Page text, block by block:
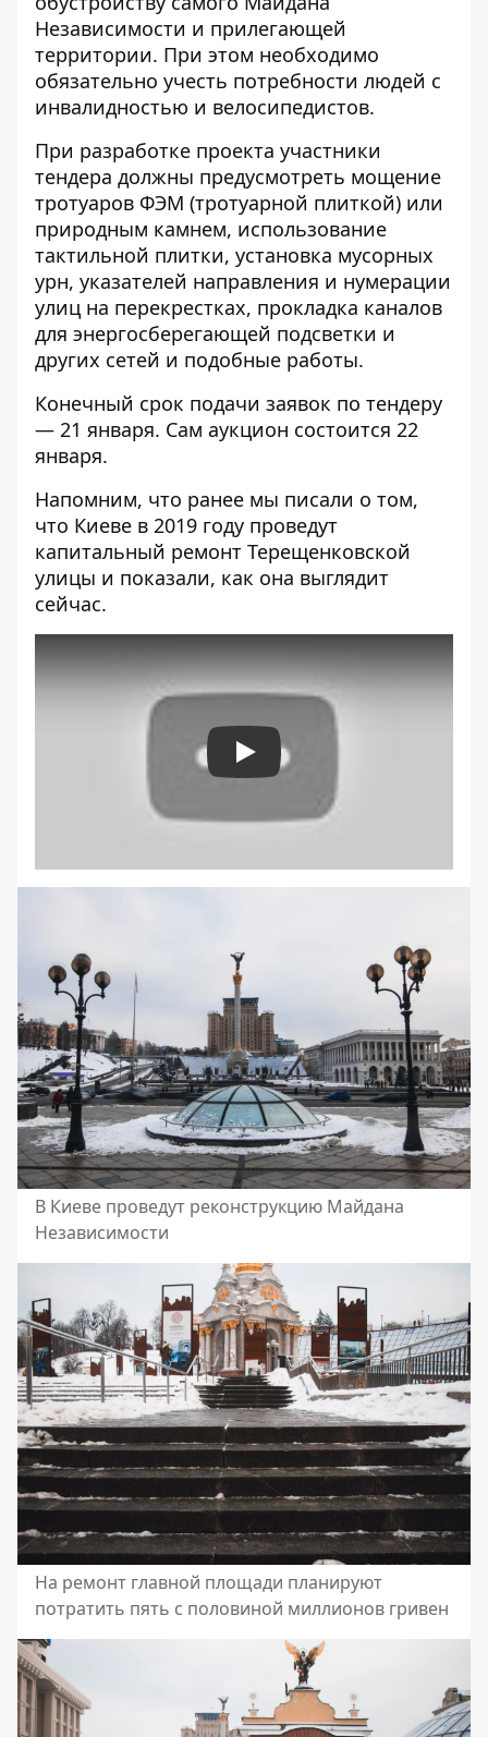
Независимости и прилегающей
территории. При этом необходимо
обязательно учесть потребности людей с
инвалидностью и велосипедистов.
При разработке проекта участники
тендера должны предусмотреть мощение
тротуаров ФЭМ (тротуарной плиткой) или
природным камнем, использование
тактильной плитки, установка мусорных
урн, указателей направления и нумерации
улиц на перекрестках, прокладка каналов
для энергосберегающей подсветки и
других сетей и подобные работы.
Конечный срок подачи заявок по тендеру
— 21 января. Сам аукцион состоится 22
января.
Напомним, что ранее мы писали о том,
что Киеве в 2019 году проведут
капитальный ремонт Терещенковской
улицы и показали, как она выглядит
сейчас.
Play
В Киеве проведут реконструкцию Майдана
Независимости
На ремонт главной площади планируют
потратить пять с половиной миллионов гривен